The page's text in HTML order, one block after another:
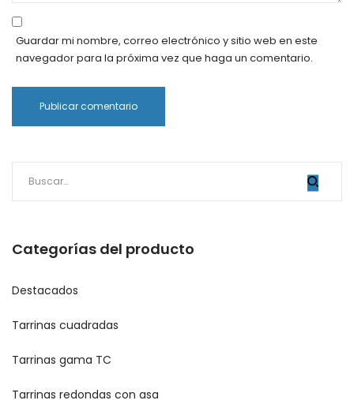
Guardar mi nombre, correo electrónico y sitio web en este
navegador para la próxima vez que haga un comentario.
Categorías del producto
Destacados
Tarrinas cuadradas
Tarrinas gama TC
Tarrinas redondas con asa